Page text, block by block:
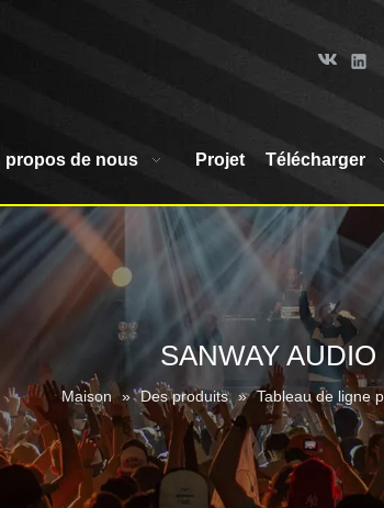
propos de nous Projet Télécharger
SANWAY AUDIO
Maison » Des produits » Tableau de ligne